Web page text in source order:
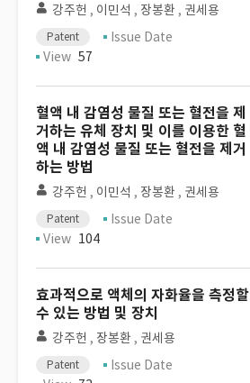
강주헌 , 이민석 , 장봉환 , 권세용
Patent
Issue Date
View 57
혈액 내 감염성 물질 또는 혈전을 제
거하는 유체 장치 및 이를 이용한 혈
액 내 감염성 물질 또는 혈전을 제거
하는 방법
강주헌 , 이민석 , 장봉환 , 권세용
Patent
Issue Date
View 104
효과적으로 액체의 자화율을 측정할
수 있는 방법 및 장치
강주헌 , 장봉환 , 권세용
Patent
Issue Date